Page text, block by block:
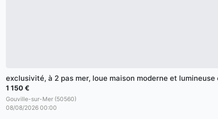
exclusivité, à 2 pas mer, loue maison moderne et lumineuse
1 150 €
Gouville-sur-Mer (50560)
08/08/2026 00:00